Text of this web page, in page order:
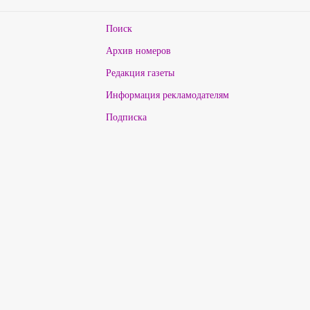
Поиск
Архив номеров
Редакция газеты
Информация рекламодателям
Подписка